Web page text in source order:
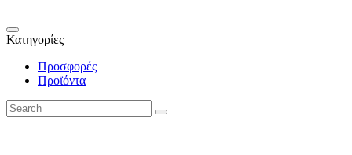
Κατηγορίες
Προσφορές
Προϊόντα